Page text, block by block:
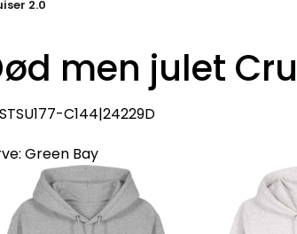
2.0
men julet
C144|24229D
Green Bay